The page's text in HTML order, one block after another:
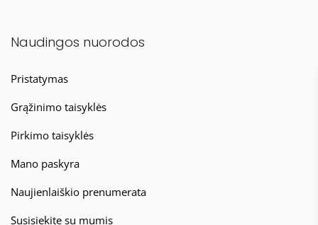
Naudingos nuorodos
Pristatymas
Grąžinimo taisyklės
Pirkimo taisyklės
Mano paskyra
Naujienlaiškio prenumerata
Susisiekite su mumis